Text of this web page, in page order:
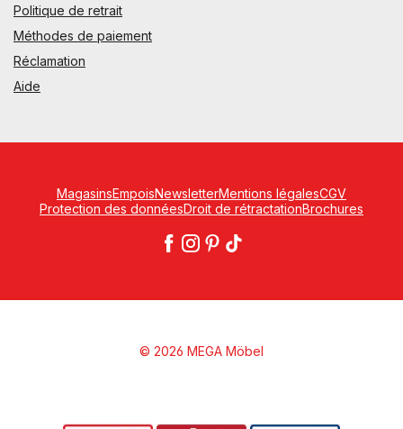
Politique de retrait
Méthodes de paiement
Réclamation
Aide
MagasinsEmpoisNewsletterMentions légalesCGV
Protection des donnéesDroit de rétractationBrochures
© 2026 MEGA Möbel